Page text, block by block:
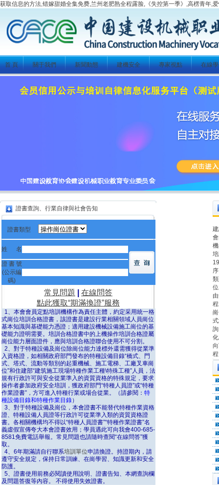
获取信息的方法,错嫁甜婚全集免费,兰州老肥熟全程露脸,《失控第一季》,高楞青年,
首 頁 關于我們 新聞動態 建機安全 專家視點 在線
證書查詢、行業自律與社會告知
證書類型
姓 名
證 書 號
(公示編
碼)
常見問題
在線問答
點此獲取“期滿換證”服務
1、本會會員定點培訓機構作為責任主體，約定采用統一格
式崗位培訓合格證書，該證書是建設行業相關領域人員崗位
基本知識與基礎能力憑證；適用建設機械設備施工崗位的基
礎能力證明需要。培訓合格證書中的上機操作培訓合格證屬
崗位能力層面證件，應與培訓合格證聯合使用不可分割。
2、對于特種設備及崗位除崗位能力達標外還需獲得從業準
入資格證，如相關政府部門發布的特種設備目錄“橋式、門
式、塔式、流動等類別的起重機械、施工電梯、工廠叉車崗
位”和住建部“建筑施工現場特種作業工種\特殊工種”人員，法
規有行政許可與安全從業準入的資質資格的特殊規定，要求
操作者參加政府安全培訓，獲政府部門“特種人員證”或“特種
作業證書”，方可進入特種行業或場合從業。（請參閱： 特
種設備目錄和特種作業目錄）
3、對于特種設備及崗位，本會證書不能替代特種作業資格
證、特種設備人員證等行政許可從業準入類的資質資格證
書。各相關機構均不得以“特種人員證書”“特種作業證書”名
義虛假宣傳夸大本會證書效用；學員遇此可向我會400-685-
8581免費電話舉報。常見問題也請隨時查閱“在線問答”獲
取。
4、6年期滿請自行聯系培訓單位申請換證。持證期內，請
遵守安全規定，保持日常訓練、在崗學習、知識更新和安全
防護。
5、證書使用前務必閱讀使用說明、證書告知、本網查詢欄
及問題答復等內容。 不得使用失效證書。
化